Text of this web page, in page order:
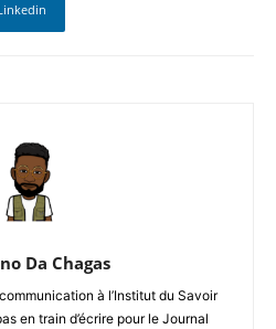
Da Chagas
à l’Institut du Savoir
en train d’écrire pour le Journal